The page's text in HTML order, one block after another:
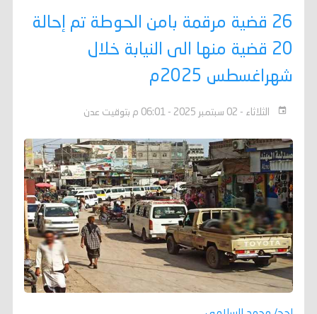
26 قضية مرقمة بامن الحوطة تم إحالة
20 قضية منها الى النيابة خلال
شهراغسطس 2025م
الثلاثاء - 02 سبتمبر 2025 - 06:01 م بتوقيت عدن